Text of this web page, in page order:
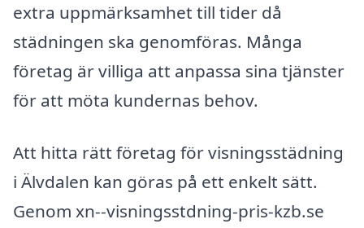
extra uppmärksamhet till tider då
städningen ska genomföras. Många
företag är villiga att anpassa sina tjänster
för att möta kundernas behov.
Att hitta rätt företag för visningsstädning
i Älvdalen kan göras på ett enkelt sätt.
Genom xn--visningsstdning-pris-kzb.se